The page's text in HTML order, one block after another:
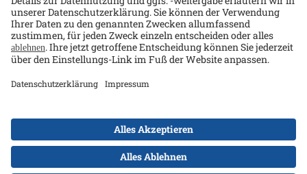
Ansprechpartner
Kontakt
Alle Preise exkl. gesetzl. Mehrwertsteuer zzgl.
Versandkostenund ggf. Nachnahmegebühren, wenn